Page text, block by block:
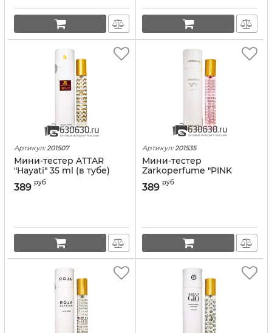
Артикул: 201507
Мини-тестер ATTAR
"Hayati" 35 ml (в тубе)
389 руб
Артикул: 201535
Мини-тестер
Zarkoperfume "PINK
MOLeCULE 090.09" 35 ml
(в тубе)
389 руб